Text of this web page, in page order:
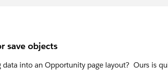
save objects
into an Opportunity page layout? Ours is